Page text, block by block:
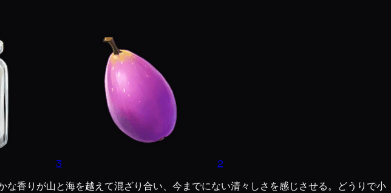
3
2
香りが山と海を越えて混ざり合い、今までにない清々しさを感じさせる。どうりで小